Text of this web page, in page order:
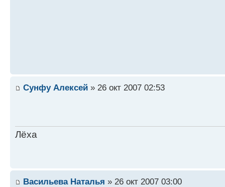
Сунфу Алексей » 26 окт 2007 02:53
Лёха
Васильева Наталья » 26 окт 2007 03:00